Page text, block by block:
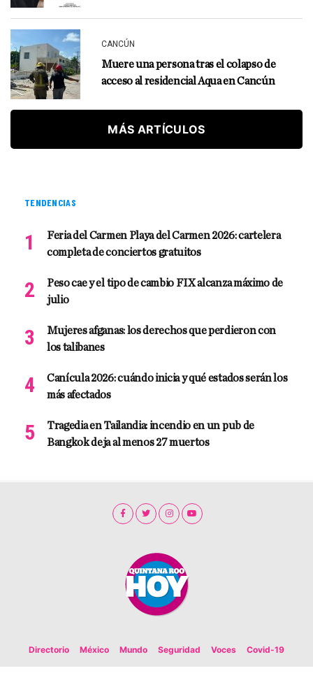
CANCÚN
Muere una persona tras el colapso de
acceso al residencial Aqua en Cancún
MÁS ARTÍCULOS
TENDENCIAS
Feria del Carmen Playa del Carmen 2026: cartelera
completa de conciertos gratuitos
Peso cae y el tipo de cambio FIX alcanza máximo de
julio
Mujeres afganas: los derechos que perdieron con
los talibanes
Canícula 2026: cuándo inicia y qué estados serán los
más afectados
Tragedia en Tailandia: incendio en un pub de
Bangkok deja al menos 27 muertos
Directorio México Mundo Seguridad Voces Covid-19